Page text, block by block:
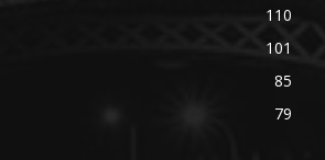
110
101
85
79